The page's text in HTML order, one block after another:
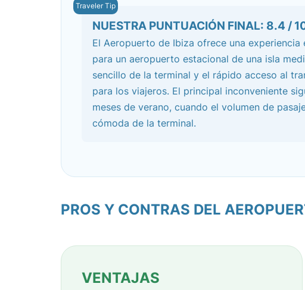
NUESTRA PUNTUACIÓN FINAL: 8.4 /
El Aeropuerto de Ibiza ofrece una
para un aeropuerto estacional de una isla
sencillo de la terminal y el rápido acceso al
para los viajeros. El principal inconveniente
meses de verano, cuando el volumen de
cómoda de la terminal.
PROS Y CONTRAS DEL
VENTAJAS